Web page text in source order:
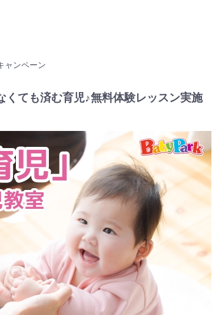
ャンペーン
ても済む育児♪無料体験レッスン実施